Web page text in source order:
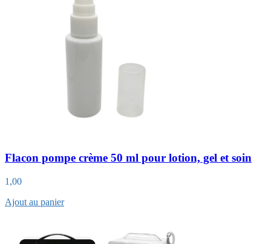
Flacon pompe crème 50 ml pour lotion, gel et soin
1,00
Ajout au panier